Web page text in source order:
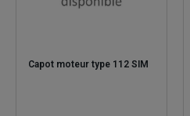
Capot moteur type 112 SIM